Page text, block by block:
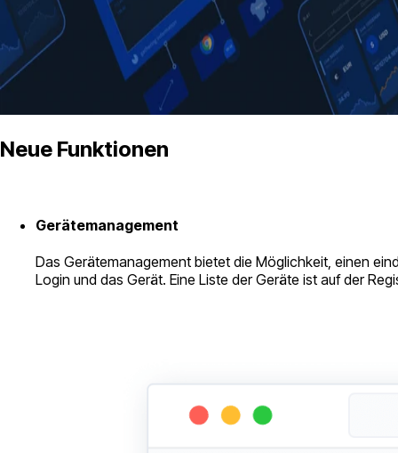
Neue Funktionen
Gerätemanagement
Das Gerätemanagement bietet die Möglichkeit, einen
Login und das Gerät. Eine Liste der Geräte ist auf der